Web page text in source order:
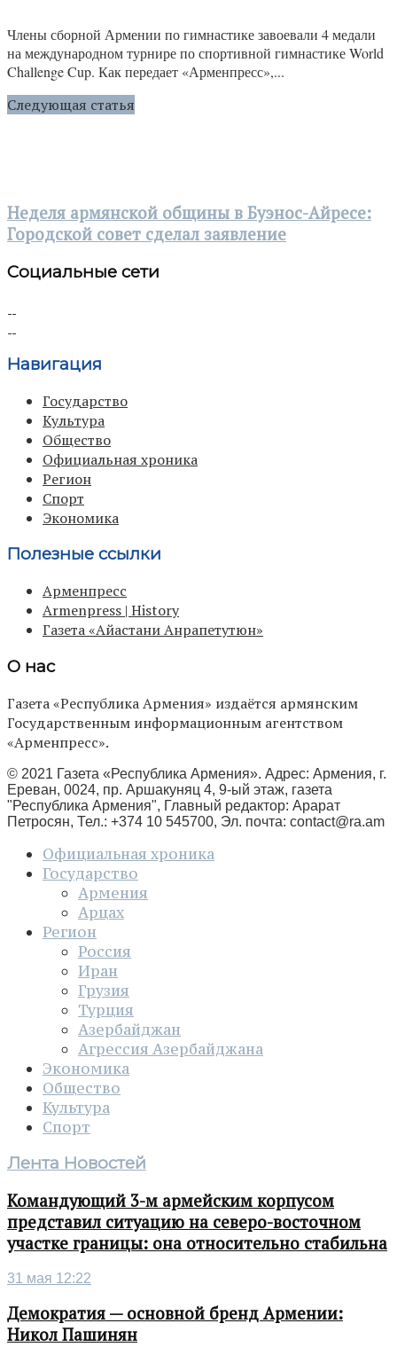
Члены сборной Армении по гимнастике завоевали 4 медали
на международном турнире по спортивной гимнастике World
Challenge Cup. Как передает «Арменпресс»,...
Следующая статья
Неделя армянской общины в Буэнос-Айресе:
Городской совет сделал заявление
Социальные сети
Навигация
Государство
Культура
Общество
Официальная хроника
Регион
Спорт
Экономика
Полезные ссылки
Арменпресс
Armenpress | History
Газета «Айастани Анрапетутюн»
О нас
Газета «Республика Армения» издаётся армянским
Государственным информационным агентством
«Арменпресс».
© 2021 Газета «Республика Армения». Адрес: Армения, г.
Ереван, 0024, пр. Аршакуняц 4, 9-ый этаж, газета
"Республика Армения", Главный редактор: Арарат
Петросян, Тел.: +374 10 545700, Эл. почта: contact@ra.am
Официальная хроника
Государство
Армения
Арцах
Регион
Россия
Иран
Грузия
Турция
Азербайджан
Агрессия Азербайджана
Экономика
Общество
Культура
Спорт
Лента Новостей
Командующий 3-м армейским корпусом
представил ситуацию на северо-восточном
участке границы: она относительно стабильна
31 мая 12:22
Демократия — основной бренд Армении:
Никол Пашинян